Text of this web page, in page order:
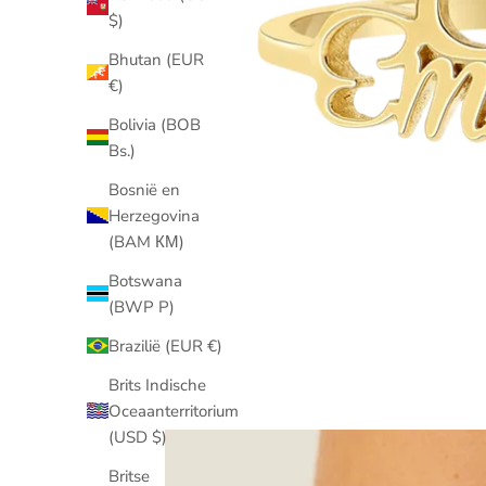
$)
Bhutan (EUR
€)
Bolivia (BOB
Bs.)
Bosnië en
Herzegovina
(BAM КМ)
Botswana
(BWP P)
Brazilië (EUR €)
Brits Indische
Oceaanterritorium
(USD $)
Britse